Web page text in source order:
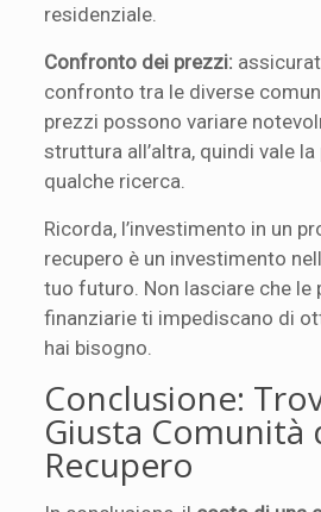
residenziale.
Confronto dei prezzi:
confronto tra le diverse
prezzi possono variare
struttura all’altra, quindi vale
qualche ricerca.
Ricorda, l’investimento in un
recupero è un investimento
tuo futuro. Non lasciare che le
finanziarie ti impediscano di
hai bisogno.
Conclusione:
Giusta Comunità
Recupero